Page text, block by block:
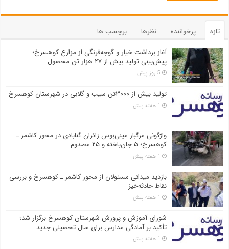
تازه پرخواننده نظرها
برچسب ها
آغاز برداشت خیار و گوجه‌فرنگی از مزارع کوهسرخ؛
پیش‌بینی تولید بیش از ۲۷ هزار تن محصول
5 روز پیش
تولید بیش از ۳۰۰۰تن سیب و گلابی در شهرستان کوهسرخ
1 هفته پیش
واژگونی مرگبار مینی‌بوس زائران گنابادی در محور کاشمر ـ
کوهسرخ؛ ۵ جان‌باخته و ۲۵ مصدوم
1 هفته پیش
بازدید میدانی مسئولان از محور کاشمر ـ کوهسرخ و بررسی
نقاط حادثه‌خیز
1 هفته پیش
شورای آموزش و پرورش شهرستان کوهسرخ برگزار شد؛
تأکید بر آمادگی مدارس برای سال تحصیلی جدید
1 هفته پیش